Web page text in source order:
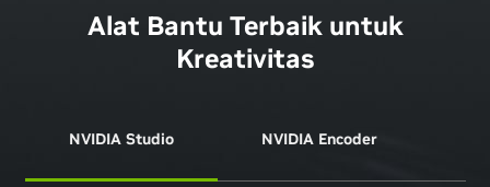
Alat Bantu Terbaik untuk
Kreativitas
NVIDIA Studio NVIDIA Encoder